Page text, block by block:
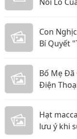
Con
Bí Quyết
Bố Mẹ Đã
Điện
Hạt
lưu ý khi